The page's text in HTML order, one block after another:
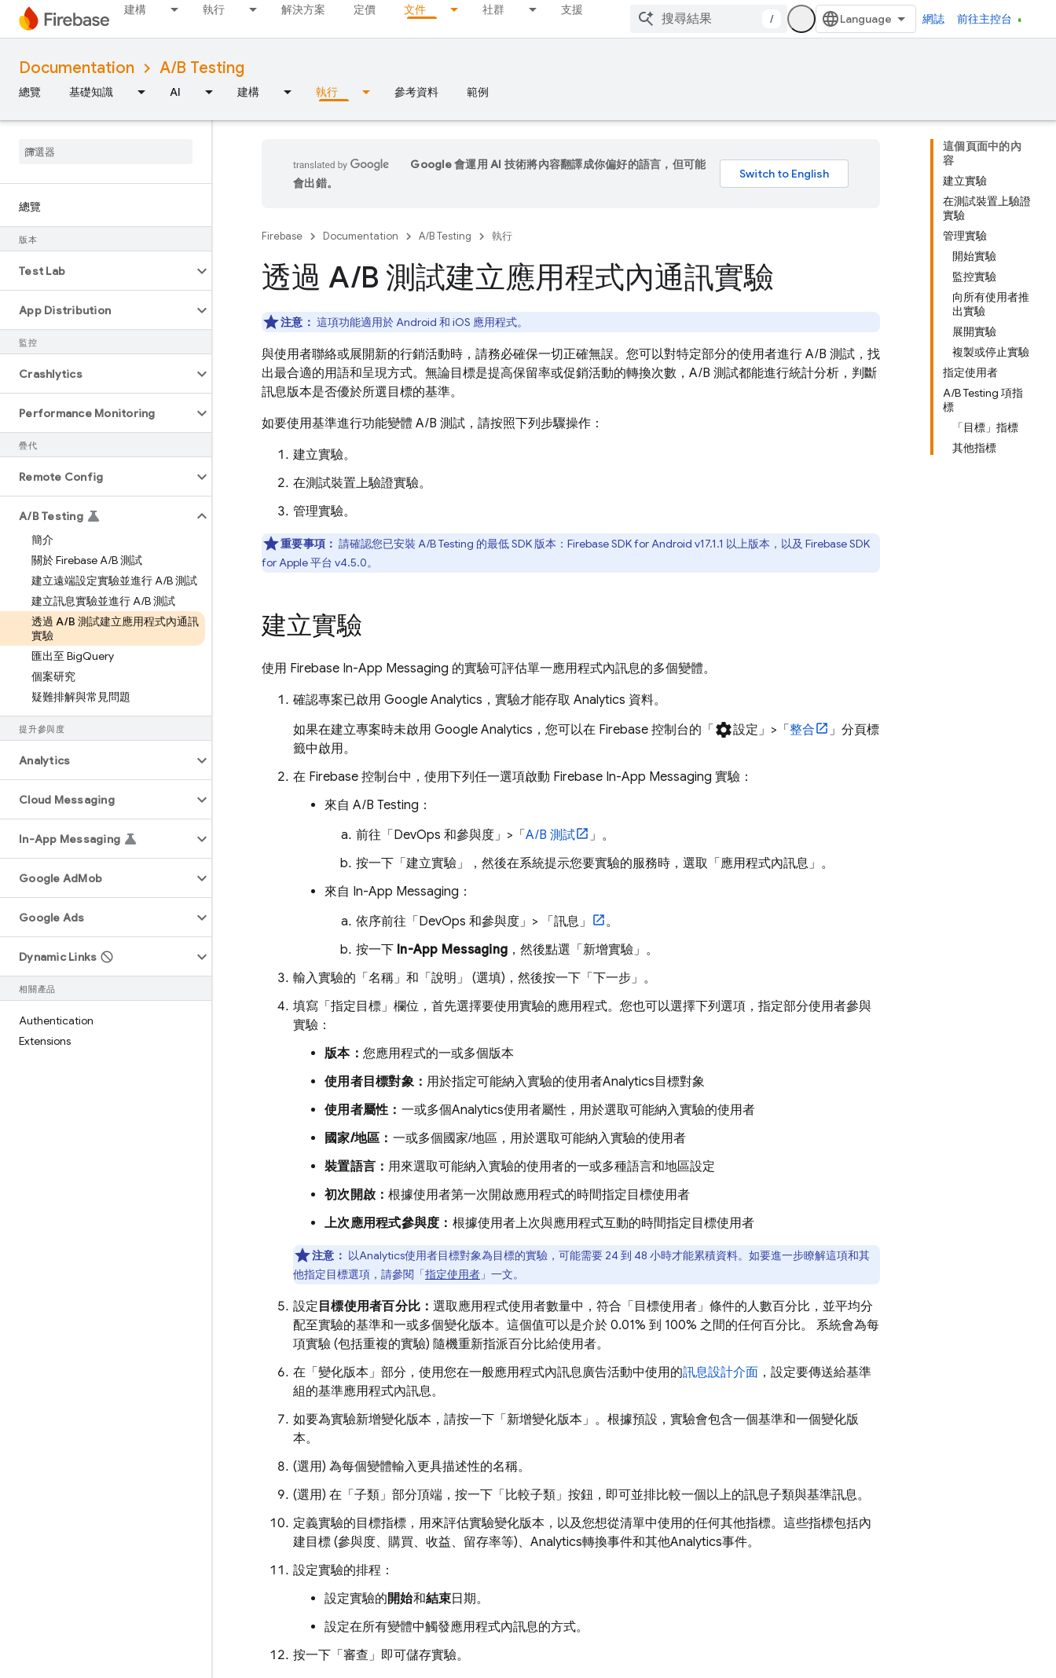
建構 執行 解決方案 定價 文件 社群 支援
/ 網誌 前往主控台
Documentation A/B Testing
總覽 基礎知識 AI 建構 執行 參考資料 範例
總覽
版本
Test Lab
App Distribution
監控
Crashlytics
Performance Monitoring
疊代
Remote Config
A/B Testing
簡介
關於 Firebase A/B 測試
建立遠端設定實驗並進行 A/B 測試
建立訊息實驗並進行 A/B 測試
透過 A/B 測試建立應用程式內通訊
實驗
匯出至 BigQuery
個案研究
疑難排解與常見問題
提升參與度
Analytics
Cloud Messaging
In-App Messaging
Google AdMob
Google Ads
Dynamic Links
相關產品
Authentication
Extensions
這個頁面中的內
容
建立實驗
在測試裝置上驗證
實驗
管理實驗
開始實驗
監控實驗
向所有使用者推
出實驗
展開實驗
複製或停止實驗
指定使用者
A/B Testing 項指
標
「目標」指標
其他指標
Google 會運用 AI 技術將內容翻譯成你偏好的語言，但可能
會出錯。
Firebase Documentation A/B Testing 執行
透過 A/B 測試建立應用程式內通訊實驗
注意： 這項功能適用於 Android 和 iOS 應用程式。
與使用者聯絡或展開新的行銷活動時，請務必確保一切正確無誤。您可以對特定部分的使用者進行 A/B 測試，找
出最合適的用語和呈現方式。無論目標是提高保留率或促銷活動的轉換次數，A/B 測試都能進行統計分析，判斷
訊息版本是否優於所選目標的基準。
如要使用基準進行功能變體 A/B 測試，請按照下列步驟操作：
建立實驗。
在測試裝置上驗證實驗。
管理實驗。
重要事項： 請確認您已安裝A/B Testing 的最低 SDK 版本：FirebaseSDK forAndroid v17.1.1 以上版本，以及FirebaseSDK
forApple平台 v4.5.0。
建立實驗
使用 Firebase In-App Messaging 的實驗可評估單一應用程式內訊息的多個變體。
確認專案已啟用 Google Analytics ，實驗才能存取 Analytics 資料。
如果在建立專案時未啟用 Google Analytics ，您可以在 Firebase 控制台的「 settings設定」>「 整合
」分頁標
籤中啟用。
在 Firebase 控制台中，使用下列任一選項啟動 Firebase In-App Messaging 實驗：
來自 A/B Testing ：
前往「DevOps 和參與度」 >「 A/B 測試
」。
按一下「建立實驗」
，然後在系統提示您要實驗的服務時，選取「應用程式內訊息」 。
來自 In-App Messaging ：
依序前往「DevOps 和參與度」 > 「訊息」
。
按一下 In-App Messaging ，然後點選「新增實驗」。
輸入實驗的「名稱」 和「說明」 (選填)，然後按一下「下一步」 。
填寫「指定目標」 欄位，首先選擇要使用實驗的應用程式。您也可以選擇下列選項，指定部分使用者參與
實驗：
版本： 您應用程式的一或多個版本
使用者目標對象： 用於指定可能納入實驗的使用者Analytics 目標對象
使用者屬性： 一或多個Analytics使用者屬性，用於選取可能納入實驗的使用者
國家/地區： 一或多個國家/地區，用於選取可能納入實驗的使用者
裝置語言： 用來選取可能納入實驗的使用者的一或多種語言和地區設定
初次開啟：根據使用者第一次開啟應用程式的時間指定目標使用者
上次應用程式參與度： 根據使用者上次與應用程式互動的時間指定目標使用者
注意： 以Analytics使用者目標對象為目標的實驗，可能需要 24 到 48 小時才能累積資料。如要進一步瞭解這項和其
他指定目標選項，請參閱「指定使用者 」一文。
設定 目標使用者百分比：選取應用程式使用者數量中，符合「目標使用者」條件的人數百分比，並平均分
配至實驗的基準和一或多個變化版本。這個值可以是介於 0.01% 到 100% 之間的任何百分比。 系統會為每
項實驗 (包括重複的實驗) 隨機重新指派百分比給使用者。
在「變化版本」 部分，使用您在一般應用程式內訊息廣告活動中使用的訊息設計介面 ，設定要傳送給基準
組的基準應用程式內訊息。
如要為實驗新增變化版本，請按一下「新增變化版本」 。根據預設，實驗會包含一個基準和一個變化版
本。
(選用) 為每個變體輸入更具描述性的名稱。
(選用) 在「子類」 部分頂端，按一下「比較子類」 按鈕，即可並排比較一個以上的訊息子類與基準訊息。
定義實驗的目標指標，用來評估實驗變化版本，以及您想從清單中使用的任何其他指標。這些指標包括內
建目標 (參與度、購買、收益、留存率等)、 Analytics轉換事件和其他Analytics事件。
設定實驗的排程：
設定實驗的開始和結束日期。
設定在所有變體中觸發應用程式內訊息的方式。
按一下「審查」 即可儲存實驗。